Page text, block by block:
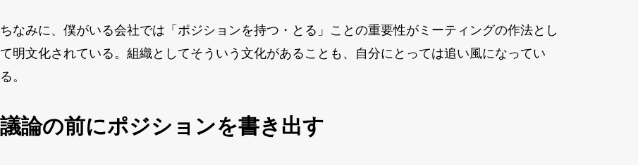
ちなみに、僕がいる会社では「ポジションを持つ・とる」ことの重要性がミーティングの作法とし
て明文化されている。組織としてそういう文化があることも、自分にとっては追い風になってい
る。
議論の前にポジションを書き出す